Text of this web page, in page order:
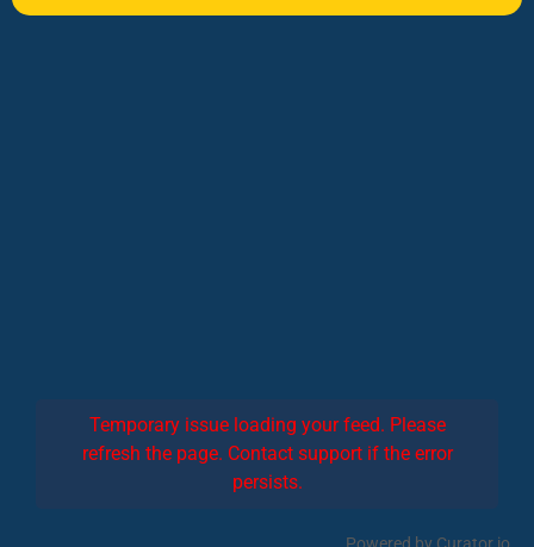
Temporary issue loading your feed. Please
refresh the page. Contact support if the error
persists.